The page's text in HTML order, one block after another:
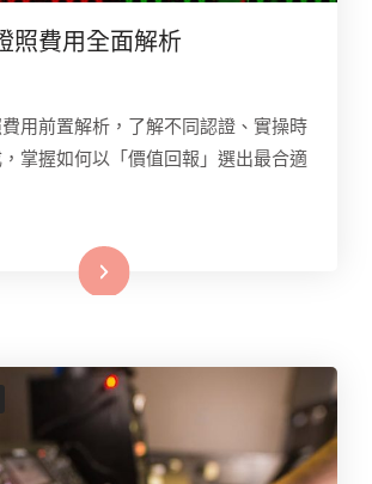
照費用全面解析
用前置解析，了解不同認證、實操時
掌握如何以「價值回報」選出最合適
Read More